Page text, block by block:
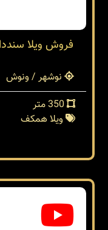
نوشهر / ونوش
ویلا همکف